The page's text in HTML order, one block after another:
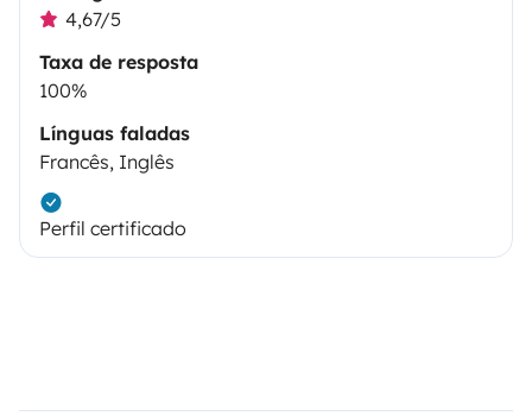
4,67/5
Taxa de resposta
100%
Línguas faladas
Francês, Inglês
Perfil certificado